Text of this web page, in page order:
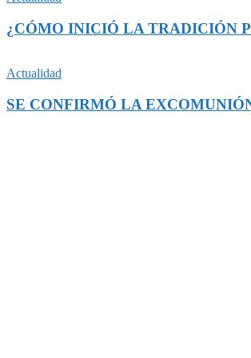
¿CÓMO INICIÓ LA TRADICIÓN
Actualidad
SE CONFIRMÓ LA